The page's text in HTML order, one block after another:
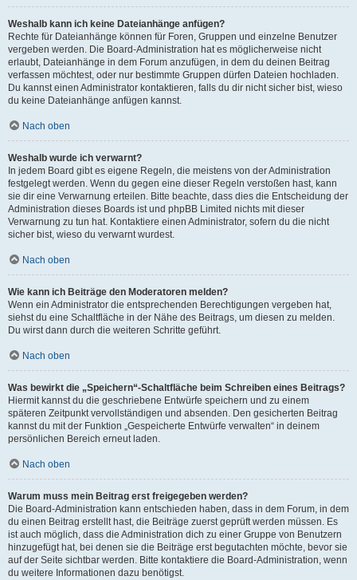
Weshalb kann ich keine Dateianhänge anfügen?
Rechte für Dateianhänge können für Foren, Gruppen und einzelne Benutzer
vergeben werden. Die Board-Administration hat es möglicherweise nicht
erlaubt, Dateianhänge in dem Forum anzufügen, in dem du deinen Beitrag
verfassen möchtest, oder nur bestimmte Gruppen dürfen Dateien hochladen.
Du kannst einen Administrator kontaktieren, falls du dir nicht sicher bist, wieso
du keine Dateianhänge anfügen kannst.
Nach oben
Weshalb wurde ich verwarnt?
In jedem Board gibt es eigene Regeln, die meistens von der Administration
festgelegt werden. Wenn du gegen eine dieser Regeln verstoßen hast, kann
sie dir eine Verwarnung erteilen. Bitte beachte, dass dies die Entscheidung der
Administration dieses Boards ist und phpBB Limited nichts mit dieser
Verwarnung zu tun hat. Kontaktiere einen Administrator, sofern du die nicht
sicher bist, wieso du verwarnt wurdest.
Nach oben
Wie kann ich Beiträge den Moderatoren melden?
Wenn ein Administrator die entsprechenden Berechtigungen vergeben hat,
siehst du eine Schaltfläche in der Nähe des Beitrags, um diesen zu melden.
Du wirst dann durch die weiteren Schritte geführt.
Nach oben
Was bewirkt die „Speichern“-Schaltfläche beim Schreiben eines Beitrags?
Hiermit kannst du die geschriebene Entwürfe speichern und zu einem
späteren Zeitpunkt vervollständigen und absenden. Den gesicherten Beitrag
kannst du mit der Funktion „Gespeicherte Entwürfe verwalten“ in deinem
persönlichen Bereich erneut laden.
Nach oben
Warum muss mein Beitrag erst freigegeben werden?
Die Board-Administration kann entschieden haben, dass in dem Forum, in dem
du einen Beitrag erstellt hast, die Beiträge zuerst geprüft werden müssen. Es
ist auch möglich, dass die Administration dich zu einer Gruppe von Benutzern
hinzugefügt hat, bei denen sie die Beiträge erst begutachten möchte, bevor sie
auf der Seite sichtbar werden. Bitte kontaktiere die Board-Administration, wenn
du weitere Informationen dazu benötigst.